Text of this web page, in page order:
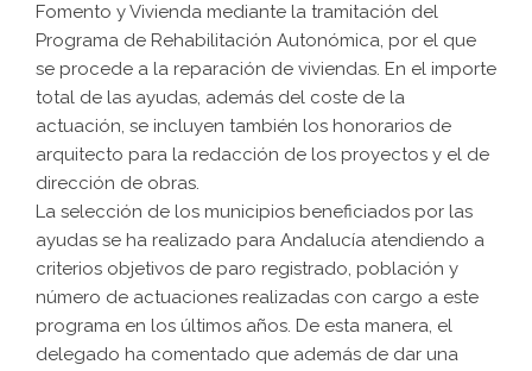
Fomento y Vivienda mediante la tramitación del
Programa de Rehabilitación Autonómica, por el que
se procede a la reparación de viviendas. En el importe
total de las ayudas, además del coste de la
actuación, se incluyen también los honorarios de
arquitecto para la redacción de los proyectos y el de
dirección de obras.
La selección de los municipios beneficiados por las
ayudas se ha realizado para Andalucía atendiendo a
criterios objetivos de paro registrado, población y
número de actuaciones realizadas con cargo a este
programa en los últimos años. De esta manera, el
delegado ha comentado que además de dar una